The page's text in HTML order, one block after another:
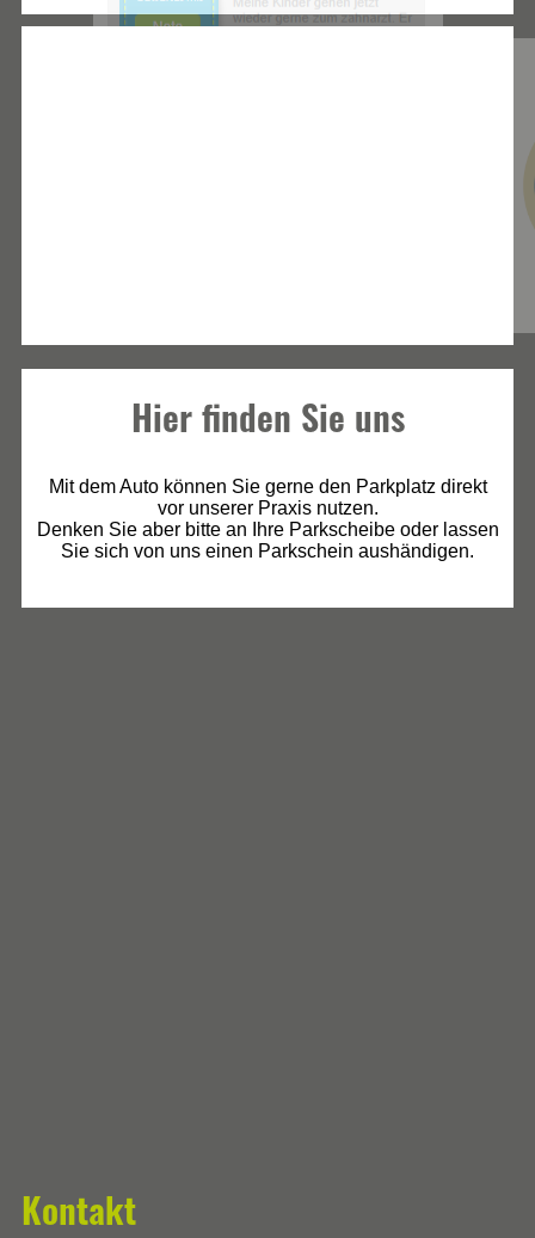
Hier finden Sie uns
Mit dem Auto können Sie gerne den Parkplatz direkt
vor unserer Praxis nutzen.
Denken Sie aber bitte an Ihre Parkscheibe oder lassen
Sie sich von uns einen Parkschein aushändigen.
Kontakt